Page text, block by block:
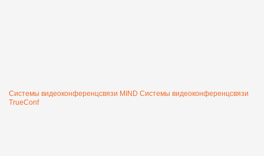
Системы видеоконференцсвязи MIND Системы видеоконференцсвязи
TrueConf